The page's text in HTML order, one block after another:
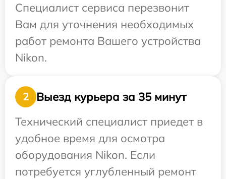
Специалист сервиса перезвонит
Вам для уточнения необходимых
работ ремонта Вашего устройства
Nikon.
2
Выезд курьера за 35 минут
Технический специалист приедет в
удобное время для осмотра
оборудования Nikon. Если
потребуется углубленный ремонт